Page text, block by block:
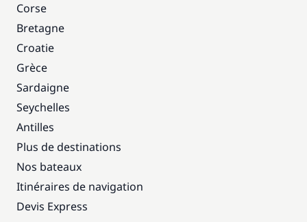
Corse
Bretagne
Croatie
Grèce
Sardaigne
Seychelles
Antilles
Plus de destinations
Nos bateaux
Itinéraires de navigation
Devis Express